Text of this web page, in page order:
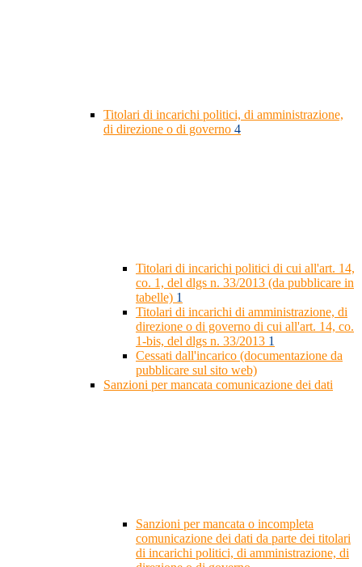
Titolari di incarichi politici, di amministrazione,
di direzione o di governo 4
Titolari di incarichi politici di cui all'art. 14,
co. 1, del dlgs n. 33/2013 (da pubblicare in
tabelle) 1
Titolari di incarichi di amministrazione, di
direzione o di governo di cui all'art. 14, co.
1-bis, del dlgs n. 33/2013 1
Cessati dall'incarico (documentazione da
pubblicare sul sito web)
Sanzioni per mancata comunicazione dei dati
Sanzioni per mancata o incompleta
comunicazione dei dati da parte dei titolari
di incarichi politici, di amministrazione, di